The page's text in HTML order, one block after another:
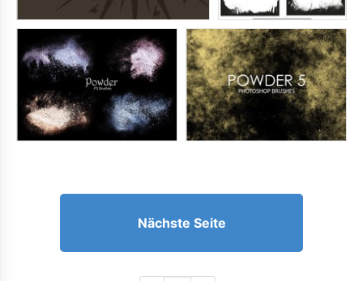
Nächste Seite